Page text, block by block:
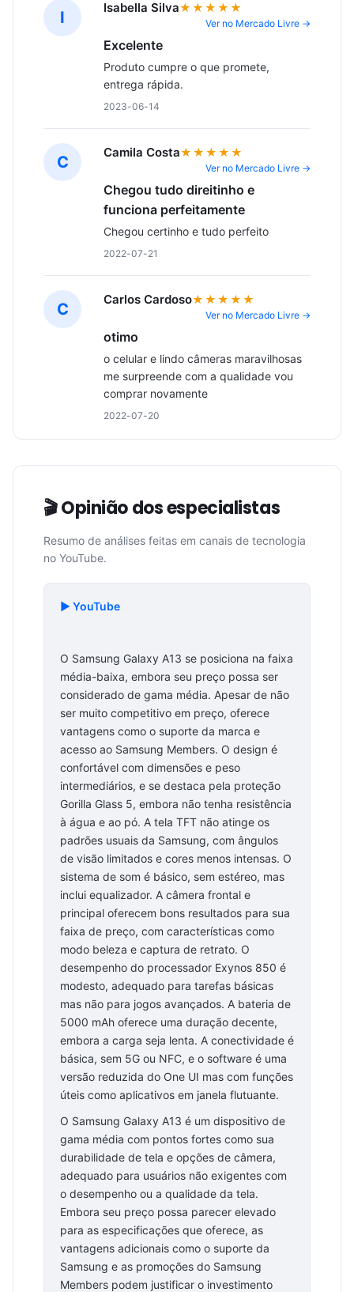
I Isabella Silva★★★★★
Ver no Mercado Livre →
Excelente
Produto cumpre o que promete,
entrega rápida.
2023-06-14
C Camila Costa★★★★★
Ver no Mercado Livre →
Chegou tudo direitinho e
funciona perfeitamente
Chegou certinho e tudo perfeito
2022-07-21
C Carlos Cardoso★★★★★
Ver no Mercado Livre →
otimo
o celular e lindo câmeras maravilhosas
me surpreende com a qualidade vou
comprar novamente
2022-07-20
🎬 Opinião dos especialistas
Resumo de análises feitas em canais de tecnologia
no YouTube.
▶️ YouTube
O Samsung Galaxy A13 se posiciona na faixa
média-baixa, embora seu preço possa ser
considerado de gama média. Apesar de não
ser muito competitivo em preço, oferece
vantagens como o suporte da marca e
acesso ao Samsung Members. O design é
confortável com dimensões e peso
intermediários, e se destaca pela proteção
Gorilla Glass 5, embora não tenha resistência
à água e ao pó. A tela TFT não atinge os
padrões usuais da Samsung, com ângulos
de visão limitados e cores menos intensas. O
sistema de som é básico, sem estéreo, mas
inclui equalizador. A câmera frontal e
principal oferecem bons resultados para sua
faixa de preço, com características como
modo beleza e captura de retrato. O
desempenho do processador Exynos 850 é
modesto, adequado para tarefas básicas
mas não para jogos avançados. A bateria de
5000 mAh oferece uma duração decente,
embora a carga seja lenta. A conectividade é
básica, sem 5G ou NFC, e o software é uma
versão reduzida do One UI mas com funções
úteis como aplicativos em janela flutuante.
O Samsung Galaxy A13 é um dispositivo de
gama média com pontos fortes como sua
durabilidade de tela e opções de câmera,
adequado para usuários não exigentes com
o desempenho ou a qualidade da tela.
Embora seu preço possa parecer elevado
para as especificações que oferece, as
vantagens adicionais como o suporte da
Samsung e as promoções do Samsung
Members podem justificar o investimento